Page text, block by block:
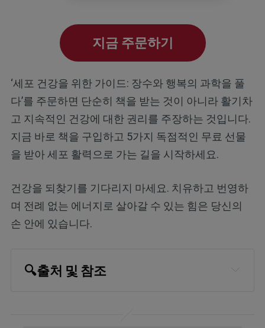
지금 주문하기
‘세포 건강을 위한 가이드: 장수와 행복의 과학을 풀
다’를 주문하면 단순히 책을 받는 것이 아니라 활기차
고 지속적인 건강에 대한 권리를 주장하는 것입니다.
지금 바로 책을 구입하고 5가지 독점적인 무료 선물
을 받아 세포 활력으로 가는 길을 시작하세요.
건강을 되찾기를 기다리지 마세요. 치유하고 번영하
며 전례 없는 에너지로 살아갈 수 있는 힘은 당신의
손 안에 있습니다.
🔍출처 및 참조